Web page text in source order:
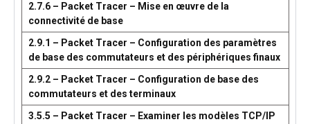
2.7.6 – Packet Tracer – Mise en œuvre de la
connectivité de base
2.9.1 – Packet Tracer – Configuration des paramètres
de base des commutateurs et des périphériques finaux
2.9.2 – Packet Tracer – Configuration de base des
commutateurs et des terminaux
3.5.5 – Packet Tracer – Examiner les modèles TCP/IP